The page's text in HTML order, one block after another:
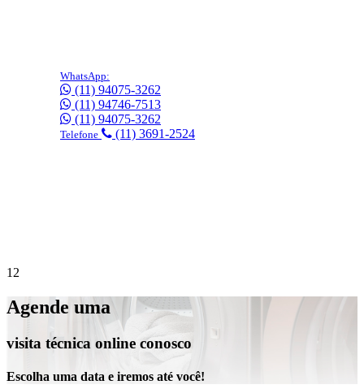
WhatsApp:
(11) 94075-3262
(11) 94746-7513
(11) 94075-3262
Telefone (11) 3691-2524
1 2
Agende uma
visita técnica online conosco
Escolha uma data e iremos até você!